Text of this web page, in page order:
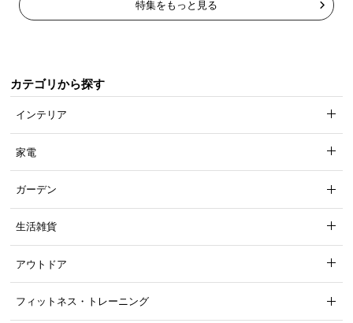
安心の紫外線自動停止機能
UVライト運転中に蓋を開けるとライトが自動停止。
万が一開けてしまった時も安心です。
特集をもっと見る
カテゴリから探す
インテリア
家電
ガーデン
生活雑貨
アウトドア
フィットネス・トレーニング